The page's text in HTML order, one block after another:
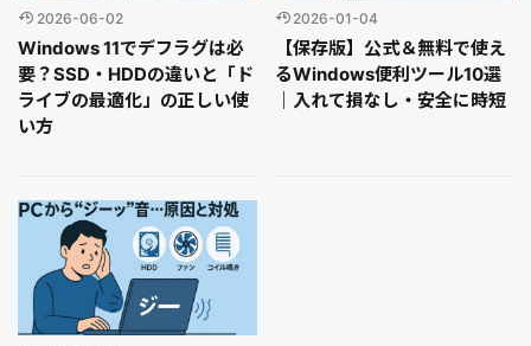
2026-06-02
Windows 11でデフラグは必
要？SSD・HDDの違いと「ド
ライブの最適化」の正しい使
い方
2026-01-04
【保存版】公式＆無料で使え
るWindows便利ツール10選
｜入れて損なし・安全に時短